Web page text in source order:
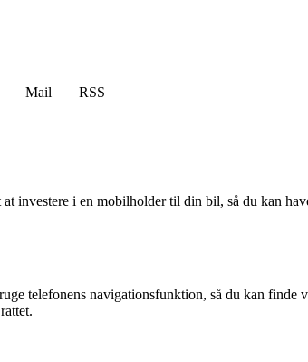
Mail
RSS
investere i en mobilholder til din bil, så du kan
telefonens navigationsfunktion, så du kan finde